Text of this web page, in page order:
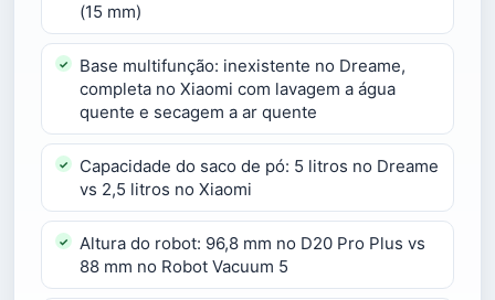
(15 mm)
Base multifunção: inexistente no Dreame,
completa no Xiaomi com lavagem a água
quente e secagem a ar quente
Capacidade do saco de pó: 5 litros no Dreame
vs 2,5 litros no Xiaomi
Altura do robot: 96,8 mm no D20 Pro Plus vs
88 mm no Robot Vacuum 5